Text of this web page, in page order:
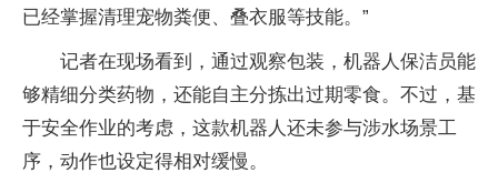
已经掌握清理宠物粪便、叠衣服等技能。”
记者在现场看到，通过观察包装，机器人保洁员能
够精细分类药物，还能自主分拣出过期零食。不过，基
于安全作业的考虑，这款机器人还未参与涉水场景工
序，动作也设定得相对缓慢。